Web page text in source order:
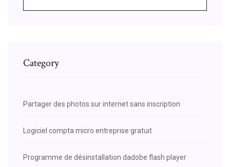
Category
Partager des photos sur internet sans inscription
Logiciel compta micro entreprise gratuit
Programme de désinstallation dadobe flash player